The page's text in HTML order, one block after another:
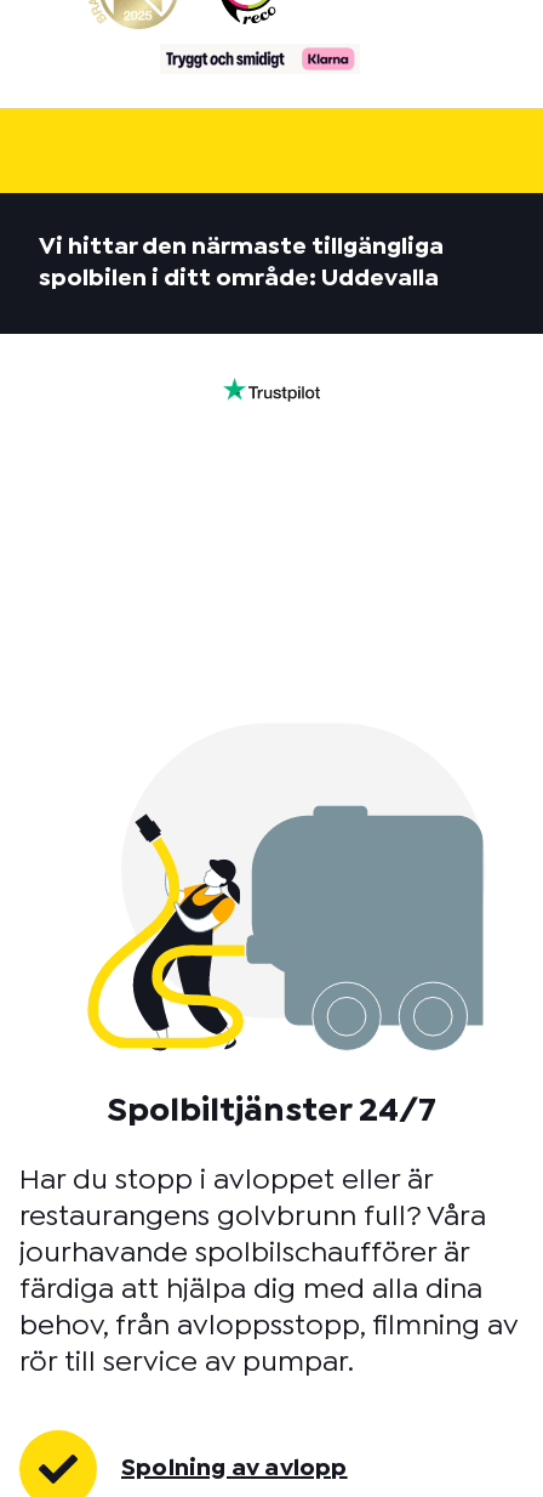
Vi hittar den närmaste tillgängliga
spolbilen i ditt område: Uddevalla
Spolbiltjänster 24/7
Har du stopp i avloppet eller är
restaurangens golvbrunn full? Våra
jourhavande spolbilschaufförer är
färdiga att hjälpa dig med alla dina
behov, från avloppsstopp, filmning av
rör till service av pumpar.
Spolning av avlopp